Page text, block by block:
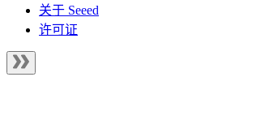
关于 Seeed
许可证